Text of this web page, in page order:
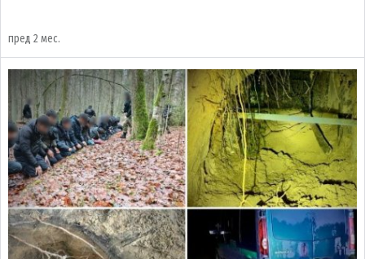
пред 2 мес.